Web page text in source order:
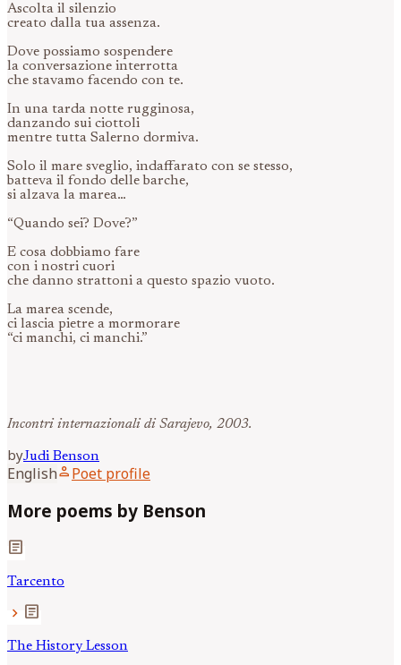
Ascolta il silenzio
creato dalla tua assenza.
Dove possiamo sospendere
la conversazione interrotta
che stavamo facendo con te.
In una tarda notte rugginosa,
danzando sui ciottoli
mentre tutta Salerno dormiva.
Solo il mare sveglio, indaffarato con se stesso,
batteva il fondo delle barche,
si alzava la marea…
“Quando sei? Dove?”
E cosa dobbiamo fare
con i nostri cuori
che danno strattoni a questo spazio vuoto.
La marea scende,
ci lascia pietre a mormorare
“ci manchi, ci manchi.”
Incontri internazionali di Sarajevo, 2003.
byJudi Benson
Englishperson Poet profile
More poems by Benson
article
Tarcento
chevron_right article
The History Lesson